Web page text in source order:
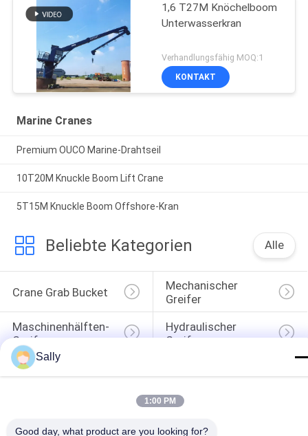
1,6 T27M Knöchelboom
Unterwasserkran
Verhandlungsfähig MOQ:1
KONTAKT
Marine Cranes
Premium OUCO Marine-Drahtseil
10T20M Knuckle Boom Lift Crane
5T15M Knuckle Boom Offshore-Kran
Beliebte Kategorien Alle
Crane Grab Bucket
Mechanischer
Greifer
Maschinenhälften-
Greifer
Hydraulischer
Greifer
Drahtloses
Fernsteuerungszupacken
Marine Cranes
Schiffs-Plattform-
Sally
1:00 PM
Good day, what product are you looking for?